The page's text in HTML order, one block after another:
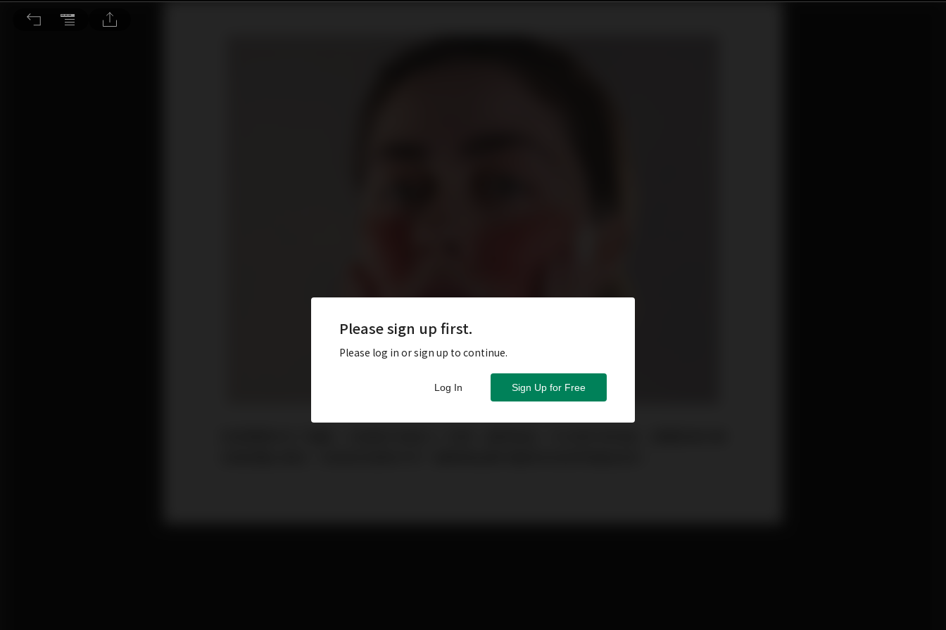
防疫不忘運動 別讓酒糟纏上你！
Please sign up first.
Please log in or sign up to continue.
Sign Up for Free
Log In